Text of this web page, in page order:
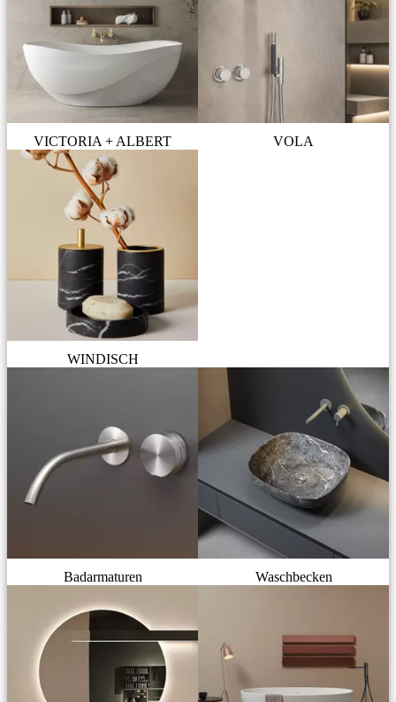
VICTORIA + ALBERT VOLA
WINDISCH
Badarmaturen Waschbecken